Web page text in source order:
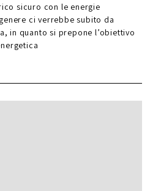
sicuro con le energie
ci verrebbe subito da
in quanto si prepone l’obiettivo